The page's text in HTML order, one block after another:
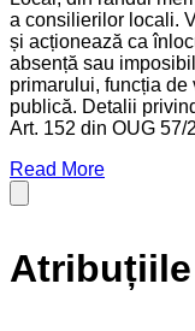
a consilierilor locali.
și acționează ca
absență sau
primarului, funcția
publică. Detalii
Art. 152 din OUG 57/
Read More